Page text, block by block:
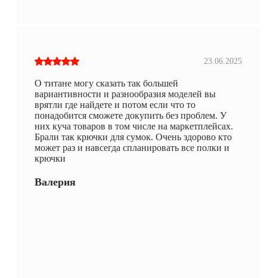
23.06.2025
О титане могу сказать так большей
вариантивности и разнообразия моделей вы
врятли где найдете и потом если что то
понадобится сможете докупить без проблем. У
них куча товаров в том числе на маркетплейсах.
Брали так крючки для сумок. Очень здорово кто
может раз и навсегда спланировать все полки и
крючки
Валерия